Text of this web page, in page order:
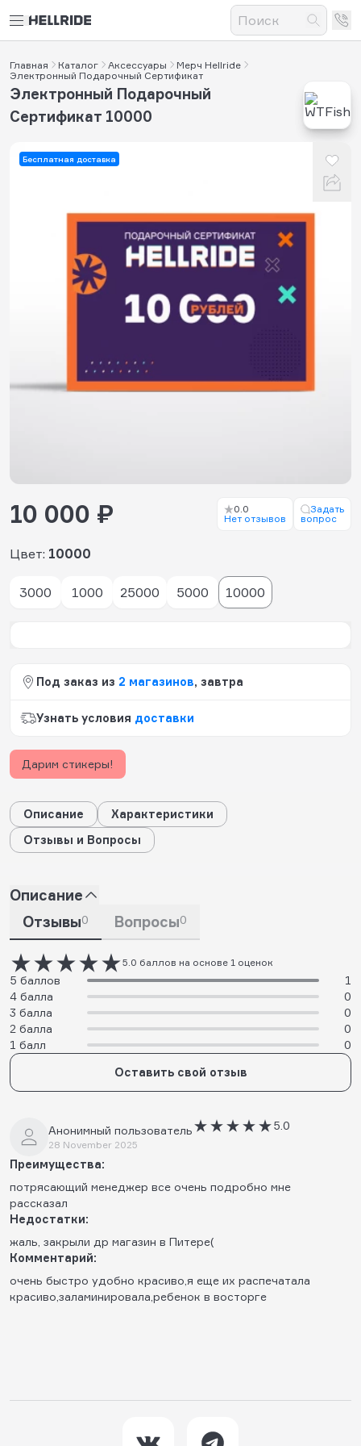
Главная Каталог Аксессуары
Мерч Hellride
Электронный Подарочный Сертификат
Бесплатная доставка
Электронный Подарочный
Сертификат 10000
Цвет: 10000
3000 1000 25000 5000 10000
10 000 ₽
0.0
Нет отзывов
Задать
вопрос
Под заказ из 2 магазинов, завтра
Узнать условия доставки
Дарим стикеры!
Описание
Характеристики
Отзывы и Вопросы
Описание
Отзывы0 Вопросы0
5.0 баллов на основе 1 оценок
5 баллов
1
4 балла
0
3 балла
0
2 балла
0
1 балл
0
Оставить свой отзыв
Анонимный пользователь
28 November 2025
5.0
Преимущества:
потрясающий менеджер все очень подробно мне
рассказал
Недостатки:
жаль, закрыли др магазин в Питере(
Комментарий:
очень быстро удобно красиво,я еще их распечатала
красиво,заламинировала,ребенок в восторге